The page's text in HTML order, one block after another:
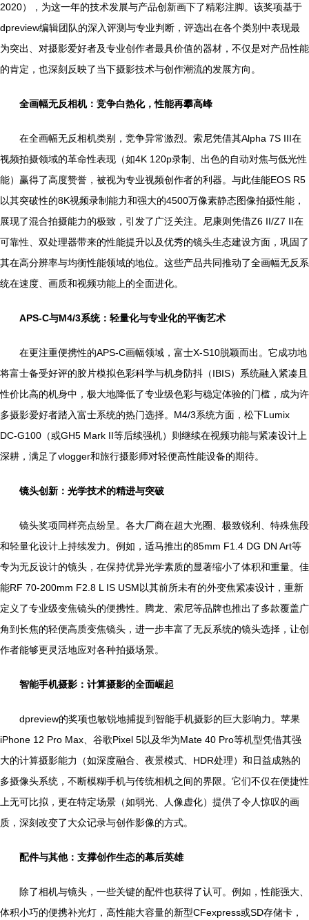
2020），为这一年的技术发展与产品创新画下了精彩注脚。该奖项基于
dpreview编辑团队的深入评测与专业判断，评选出在各个类别中表现最
为突出、对摄影爱好者及专业创作者最具价值的器材，不仅是对产品性能
的肯定，也深刻反映了当下摄影技术与创作潮流的发展方向。
全画幅无反相机：竞争白热化，性能再攀高峰
在全画幅无反相机类别，竞争异常激烈。索尼凭借其Alpha 7S III在
视频拍摄领域的革命性表现（如4K 120p录制、出色的自动对焦与低光性
能）赢得了高度赞誉，被视为专业视频创作者的利器。与此佳能EOS R5
以其突破性的8K视频录制能力和强大的4500万像素静态图像拍摄性能，
展现了混合拍摄能力的极致，引发了广泛关注。尼康则凭借Z6 II/Z7 II在
可靠性、双处理器带来的性能提升以及优秀的镜头生态建设方面，巩固了
其在高分辨率与均衡性能领域的地位。这些产品共同推动了全画幅无反系
统在速度、画质和视频功能上的全面进化。
APS-C与M4/3系统：轻量化与专业化的平衡艺术
在更注重便携性的APS-C画幅领域，富士X-S10脱颖而出。它成功地
将富士备受好评的胶片模拟色彩科学与机身防抖（IBIS）系统融入紧凑且
性价比高的机身中，极大地降低了专业级色彩与稳定体验的门槛，成为许
多摄影爱好者踏入富士系统的热门选择。M4/3系统方面，松下Lumix
DC-G100（或GH5 Mark II等后续强机）则继续在视频功能与紧凑设计上
深耕，满足了vlogger和旅行摄影师对轻便高性能设备的期待。
镜头创新：光学技术的精进与突破
镜头奖项同样亮点纷呈。各大厂商在超大光圈、极致锐利、特殊焦段
和轻量化设计上持续发力。例如，适马推出的85mm F1.4 DG DN Art等
专为无反设计的镜头，在保持优异光学素质的显著缩小了体积和重量。佳
能RF 70-200mm F2.8 L IS USM以其前所未有的外变焦紧凑设计，重新
定义了专业级变焦镜头的便携性。腾龙、索尼等品牌也推出了多款覆盖广
角到长焦的轻便高质变焦镜头，进一步丰富了无反系统的镜头选择，让创
作者能够更灵活地应对各种拍摄场景。
智能手机摄影：计算摄影的全面崛起
dpreview的奖项也敏锐地捕捉到智能手机摄影的巨大影响力。苹果
iPhone 12 Pro Max、谷歌Pixel 5以及华为Mate 40 Pro等机型凭借其强
大的计算摄影能力（如深度融合、夜景模式、HDR处理）和日益成熟的
多摄像头系统，不断模糊手机与传统相机之间的界限。它们不仅在便捷性
上无可比拟，更在特定场景（如弱光、人像虚化）提供了令人惊叹的画
质，深刻改变了大众记录与创作影像的方式。
配件与其他：支撑创作生态的幕后英雄
除了相机与镜头，一些关键的配件也获得了认可。例如，性能强大、
体积小巧的便携补光灯，高性能大容量的新型CFexpress或SD存储卡，